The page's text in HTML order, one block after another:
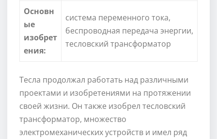
Основн
ые
изобрет
ения:
система переменного тока,
беспроводная передача энергии,
тесловский трансформатор
Тесла продолжал работать над различными
проектами и изобретениями на протяжении
своей жизни. Он также изобрел тесловский
трансформатор, множество
электромеханических устройств и имел ряд